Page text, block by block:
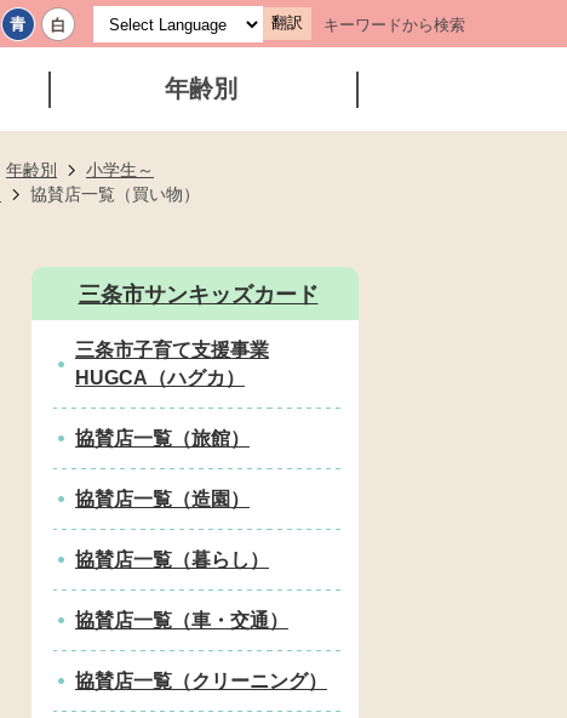
翻訳 キーワードから検索
年齢別
年齢別
小学生～
協賛店一覧（買い物）
三条市サンキッズカード
三条市子育て支援事業
HUGCA（ハグカ）
協賛店一覧（旅館）
協賛店一覧（造園）
協賛店一覧（暮らし）
協賛店一覧（車・交通）
協賛店一覧（クリーニング）